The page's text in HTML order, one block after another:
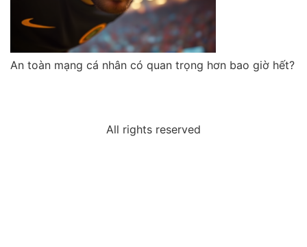
An toàn mạng cá nhân có quan trọng hơn bao giờ hết?
All rights reserved